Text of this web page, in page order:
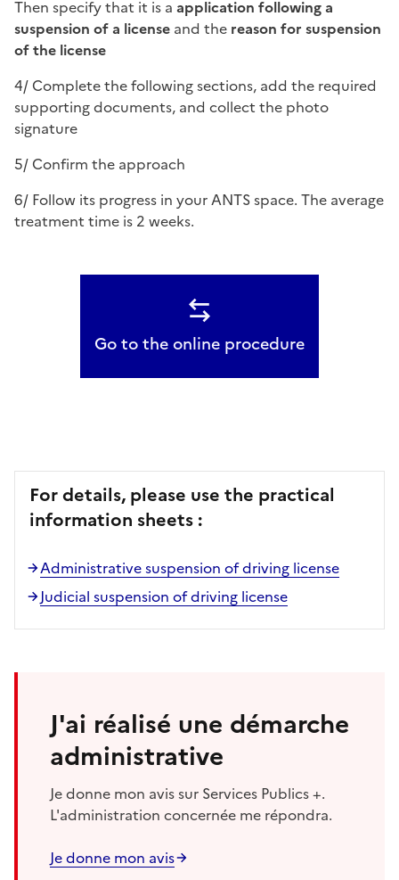
Then specify that it is a application following a
suspension of a license and the reason for suspension
of the license
4/ Complete the following sections, add the required
supporting documents, and collect the photo
signature
5/ Confirm the approach
6/ Follow its progress in your ANTS space. The average
treatment time is 2 weeks.
Go to the online procedure
For details, please use the practical
information sheets :
Administrative suspension of driving license
Judicial suspension of driving license
J'ai réalisé une démarche
administrative
Je donne mon avis sur Services Publics +.
L'administration concernée me répondra.
Je donne mon avis